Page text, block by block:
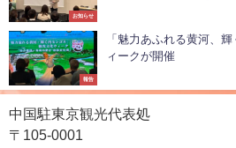
お知らせ
報告
「魅力あふれる黄河、
ィークが開催
中国駐東京観光代表処
〒105-0001